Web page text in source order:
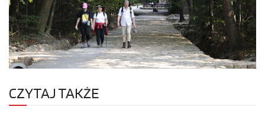
CZYTAJ TAKŻE